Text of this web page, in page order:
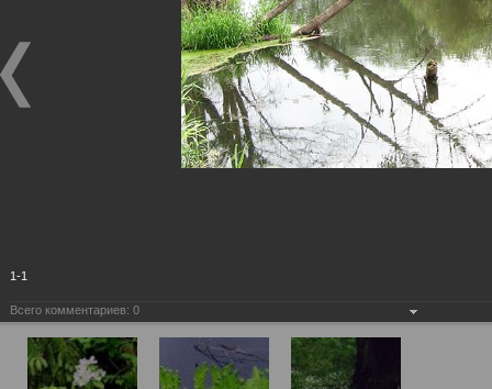
1-1
Всего комментариев: 0